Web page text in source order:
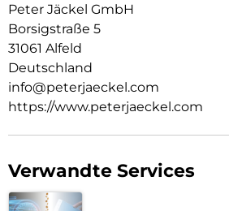
Peter Jäckel GmbH
Borsigstraße 5
31061 Alfeld
Deutschland
info@peterjaeckel.com
https://www.peterjaeckel.com
Verwandte Services